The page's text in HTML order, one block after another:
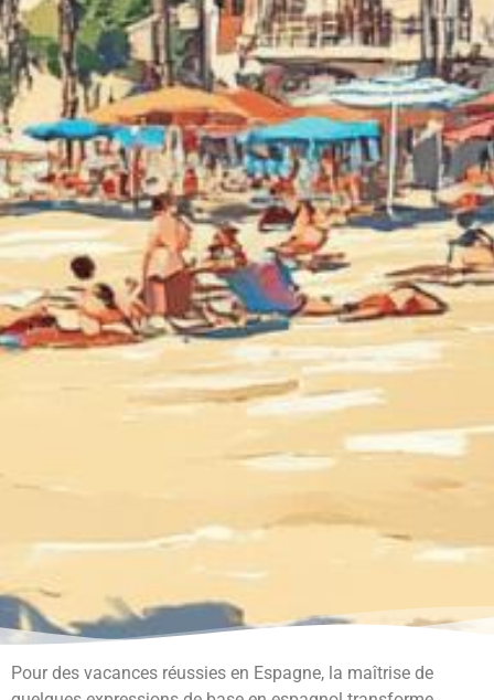
Pour des vacances réussies en Espagne, la maîtrise de